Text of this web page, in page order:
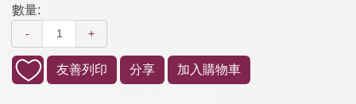
數量:
- +
友善列印 分享 加入購物車